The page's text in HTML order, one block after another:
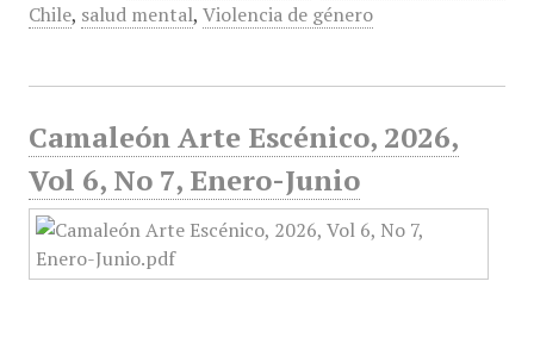
Chile, salud mental, Violencia de género
Camaleón Arte Escénico, 2026,
Vol 6, No 7, Enero-Junio